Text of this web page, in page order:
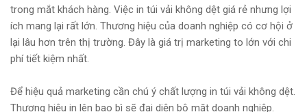
trong mắt khách hàng. Việc in túi vải không dệt giá rẻ nhưng lợi
ích mang lại rất lớn. Thương hiệu của doanh nghiệp có cơ hội ở
lại lâu hơn trên thị trường. Đây là giá trị marketing to lớn với chi
phí tiết kiệm nhất.
Để hiệu quả marketing cần chú ý chất lượng in túi vải không dệt.
Thương hiệu in lên bao bì sẽ đại diện bộ mặt doanh nghiệp.